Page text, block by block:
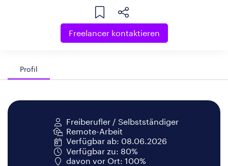
Freelancer kontaktieren
Profil
Freiberufler / Selbstständiger
Remote-Arbeit
Verfügbar ab: 08.06.2026
Verfügbar zu: 80%
davon vor Ort: 100%